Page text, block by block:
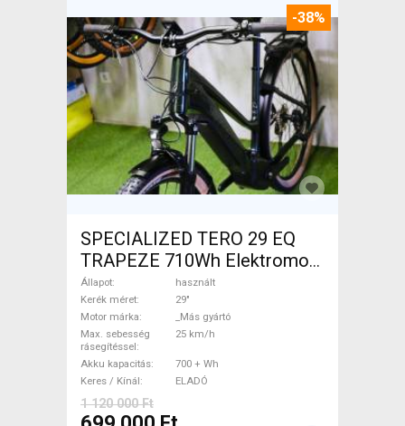
-38%
SPECIALIZED TERO 29 EQ
TRAPEZE 710Wh Elektromos
Trekking/cross 25 km/h _Más
gyártó 700 + Wh használt
ELADÓ
Állapot
használt
Kerék méret
29"
Motor márka
_Más gyártó
Max. sebesség
rásegítéssel
25 km/h
Akku kapacitás
700 + Wh
Keres / Kínál
ELADÓ
1 120 000 Ft